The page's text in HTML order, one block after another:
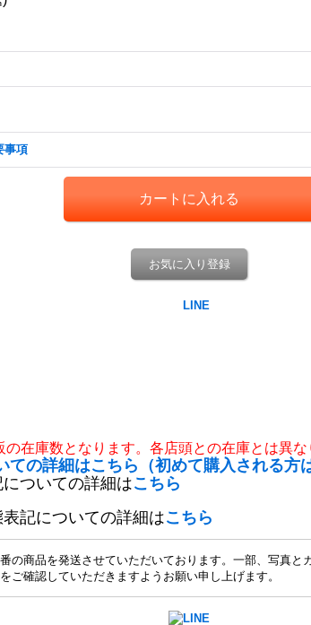
事項
お気に入り登録
在庫数となります。各店頭との在庫とは異な
ての詳細はこちら（初めて購入される方
ついての詳細はこちら
記についての詳細はこちら
の商品を発送させていただいております。一部、写真と
ご確認していただきますようお願い申し上げます。